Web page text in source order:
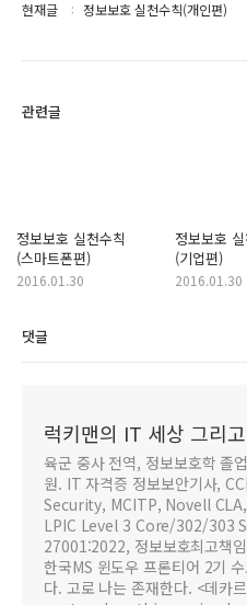
현재글 정보보호 실천수칙(개인편)
관련글
정보보호 실천수칙
(스마트폰편)
2016.01.30
정보보호
(기업편)
2016.01.30
댓글
럭키맨의 IT 세상 그리
육군 중사 전역, 정보보호학 졸
원. IT 자격증 정보보안기사,
Security, MCITP, Novell CLA,
LPIC Level 3 Core/302/303
27001:2022, 정보보호최고책
한국MS 윈도우 프론티어 2기
다. 고로 나는 존재한다. <데카